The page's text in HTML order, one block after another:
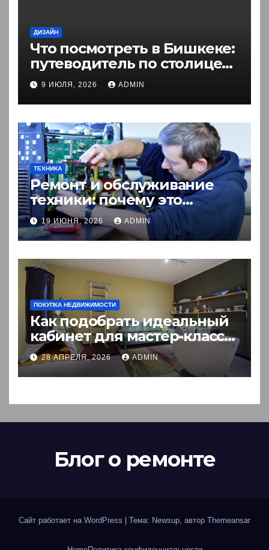
ДИЗАЙН
Что посмотреть в Бишкеке:
путеводитель по столице
Кыргызстана
9 ИЮЛЯ, 2026 ADMIN
ТЕХНИКА
Ремонт и обслуживание
техники: почему это
выгоднее покупки новой?
19 ИЮНЯ, 2026 ADMIN
ПОКУПКА НЕДВИЖИМОСТИ
Как подобрать идеальный
кабинет для мастер-класса:
пошаговый гид
28 АПРЕЛЯ, 2026 ADMIN
Блог о ремонте
Сайт работает на WordPress Тема: Newsup, автор Themeansar